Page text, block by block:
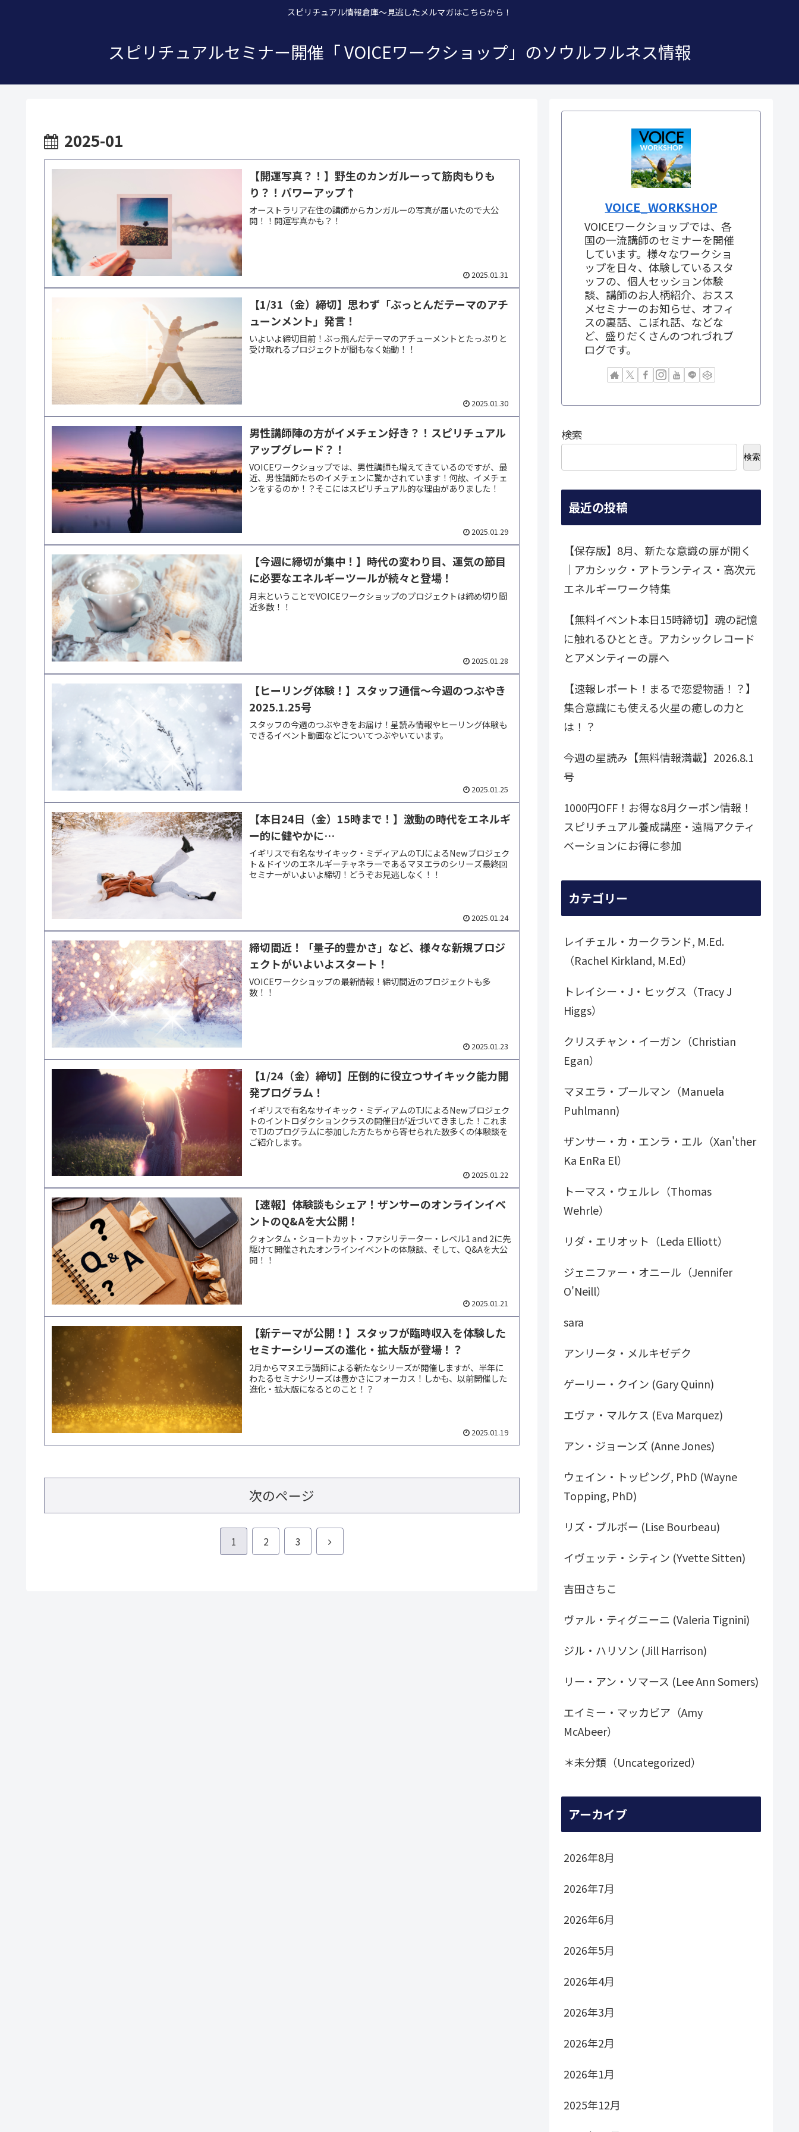
スピリチュアル情報倉庫～見逃したメルマガはこちらから！
スピリチュアルセミナー開催「 VOICEワークショップ」のソウルフルネス情報
2025-01
【開運写真？！】野生のカンガルーって筋肉もりも
り？！パワーアップ↑
オーストラリア在住の講師からカンガルーの写真が届いたので大公
開！！開運写真かも？！
2025.01.31
【1/31（金）締切】思わず「ぶっとんだテーマのアチ
ューンメント」発言！
いよいよ締切目前！ぶっ飛んだテーマのアチューメントとたっぷりと
受け取れるプロジェクトが間もなく始動！！
2025.01.30
男性講師陣の方がイメチェン好き？！スピリチュアル
アップグレード？！
VOICEワークショップでは、男性講師も増えてきているのですが、最
近、男性講師たちのイメチェンに驚かされています！何故、イメチェ
ンをするのか！？そこにはスピリチュアル的な理由がありました！
2025.01.29
【今週に締切が集中！】時代の変わり目、運気の節目
に必要なエネルギーツールが続々と登場！
月末ということでVOICEワークショップのプロジェクトは締め切り間
近多数！！
2025.01.28
【ヒーリング体験！】スタッフ通信～今週のつぶやき
2025.1.25号
スタッフの今週のつぶやきをお届け！星読み情報やヒーリング体験も
できるイベント動画などについてつぶやいています。
2025.01.25
【本日24日（金）15時まで！】激動の時代をエネルギ
ー的に健やかに…
イギリスで有名なサイキック・ミディアムのTJによるNewプロジェク
ト＆ドイツのエネルギーチャネラーであるマヌエラのシリーズ最終回
セミナーがいよいよ締切！どうぞお見逃しなく！！
2025.01.24
締切間近！「量子的豊かさ」など、様々な新規プロジ
ェクトがいよいよスタート！
VOICEワークショップの最新情報！締切間近のプロジェクトも多
数！！
2025.01.23
【1/24（金）締切】圧倒的に役立つサイキック能力開
発プログラム！
イギリスで有名なサイキック・ミディアムのTJによるNewプロジェク
トのイントロダクションクラスの開催日が近づいてきました！これま
でTJのプログラムに参加した方たちから寄せられた数多くの体験談を
ご紹介します。
2025.01.22
【速報】体験談もシェア！ザンサーのオンラインイベ
ントのQ&Aを大公開！
クォンタム・ショートカット・ファシリテーター・レベル1 and 2に先
駆けて開催されたオンラインイベントの体験談、そして、Q&Aを大公
開！！
2025.01.21
【新テーマが公開！】スタッフが臨時収入を体験した
セミナーシリーズの進化・拡大版が登場！？
2月からマヌエラ講師による新たなシリーズが開催しますが、半年に
わたるセミナシリーズは豊かさにフォーカス！しかも、以前開催した
進化・拡大版になるとのこと！？
2025.01.19
次のページ
1 2 3
次
VOICE_WORKSHOP
VOICEワークショップでは、各
国の一流講師のセミナーを開催
しています。様々なワークショ
ップを日々、体験しているスタ
ッフの、個人セッション体験
談、講師のお人柄紹介、おスス
メセミナーのお知らせ、オフィ
スの裏話、こぼれ話、などな
ど、盛りだくさんのつれづれブ
ログです。
検索
検索
最近の投稿
【保存版】8月、新たな意識の扉が開く
｜アカシック・アトランティス・高次元
エネルギーワーク特集
【無料イベント本日15時締切】魂の記憶
に触れるひととき。アカシックレコード
とアメンティーの扉へ
【速報レポート！まるで恋愛物語！？】
集合意識にも使える火星の癒しの力と
は！？
今週の星読み【無料情報満載】2026.8.1
号
1000円OFF！お得な8月クーポン情報！
スピリチュアル養成講座・遠隔アクティ
ベーションにお得に参加
カテゴリー
レイチェル・カークランド, M.Ed.
（Rachel Kirkland, M.Ed）
トレイシー・J・ヒッグス（Tracy J
Higgs）
クリスチャン・イーガン（Christian
Egan）
マヌエラ・プールマン（Manuela
Puhlmann)
ザンサー・カ・エンラ・エル（Xan'ther
Ka EnRa El）
トーマス・ウェルレ（Thomas
Wehrle）
リダ・エリオット（Leda Elliott）
ジェニファー・オニール（Jennifer
O'Neill）
sara
アンリータ・メルキゼデク
ゲーリー・クイン (Gary Quinn)
エヴァ・マルケス (Eva Marquez)
アン・ジョーンズ (Anne Jones)
ウェイン・トッピング, PhD (Wayne
Topping, PhD)
リズ・ブルボー (Lise Bourbeau)
イヴェッテ・シティン (Yvette Sitten)
吉田さちこ
ヴァル・ティグニーニ (Valeria Tignini)
ジル・ハリソン (Jill Harrison)
リー・アン・ソマース (Lee Ann Somers)
エイミー・マッカビア（Amy
McAbeer）
＊未分類（Uncategorized）
アーカイブ
2026年8月
2026年7月
2026年6月
2026年5月
2026年4月
2026年3月
2026年2月
2026年1月
2025年12月